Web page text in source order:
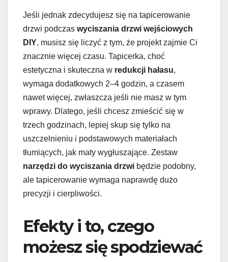
Jeśli jednak zdecydujesz się na tapicerowanie
drzwi podczas wyciszania drzwi wejściowych
DIY, musisz się liczyć z tym, że projekt zajmie Ci
znacznie więcej czasu. Tapicerka, choć
estetyczna i skuteczna w redukcji hałasu,
wymaga dodatkowych 2–4 godzin, a czasem
nawet więcej, zwłaszcza jeśli nie masz w tym
wprawy. Dlatego, jeśli chcesz zmieścić się w
trzech godzinach, lepiej skup się tylko na
uszczelnieniu i podstawowych materiałach
tłumiących, jak maty wygłuszające. Zestaw
narzędzi do wyciszania drzwi będzie podobny,
ale tapicerowanie wymaga naprawdę dużo
precyzji i cierpliwości.
Efekty i to, czego
możesz się spodziewać